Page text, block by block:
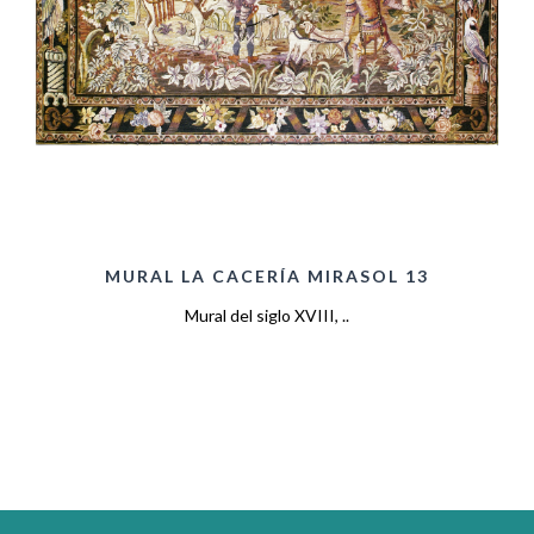
MURAL LA CACERÍA MIRASOL 13
Mural del siglo XVIII, ..